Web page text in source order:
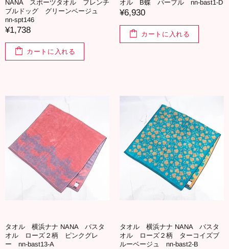
NANA スポーツタオル フレンチ
ブルドッグ グリーンベージュ
nn-spt146
¥1,738
カートに入れる
オル B蝶 パープル nn-bast1-D
¥6,930
カートに入れる
タオル 横浜ナナ NANA バスタ
オル ローズ２柄 ピンクグレ
ー nn-bast13-A
タオル 横浜ナナ NANA バスタ
オル ローズ２柄 ターコイズブ
ルーベージュ nn-bast2-B